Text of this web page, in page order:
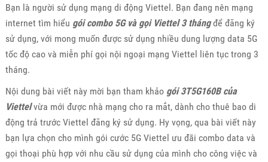
Bạn là người sử dụng mạng di động Viettel. Bạn đang nên mạng
internet tìm hiểu gói combo 5G và gọi Viettel 3 thángđể đăng ký
sử dụng, với mong muốn được sử dụng nhiều dung lượng data 5G
tốc độ cao và miễn phí gọi nội ngoại mạng Viettel liên tục trong 3
tháng.
Nội dung bài viết này mời bạn tham khảo gói 3T5G160B của
Viettelvừa mới được nhà mạng cho ra mắt, dành cho thuê bao di
động trả trước Viettel đăng ký sử dụng. Hy vọng, qua bài viết này
bạn lựa chọn cho mình gói cước 5G Viettel ưu đãi combo data và
gọi thoại phù hợp với nhu cầu sử dụng của mình cho công việc và